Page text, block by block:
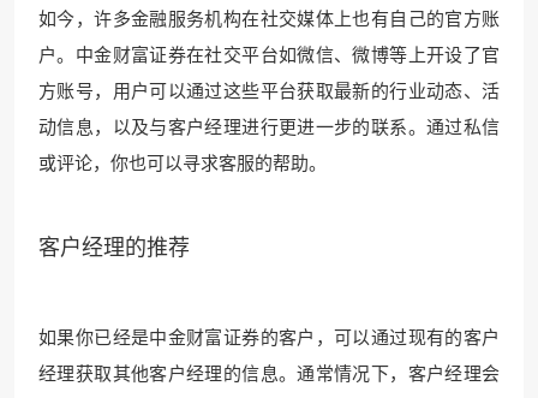
如今，许多金融服务机构在社交媒体上也有自己的官方账
户。中金财富证券在社交平台如微信、微博等上开设了官
方账号，用户可以通过这些平台获取最新的行业动态、活
动信息，以及与客户经理进行更进一步的联系。通过私信
或评论，你也可以寻求客服的帮助。
客户经理的推荐
如果你已经是中金财富证券的客户，可以通过现有的客户
经理获取其他客户经理的信息。通常情况下，客户经理会